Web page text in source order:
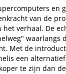
en
van de
verhaal. De
waarlangs
Met de
een
te zijn dan